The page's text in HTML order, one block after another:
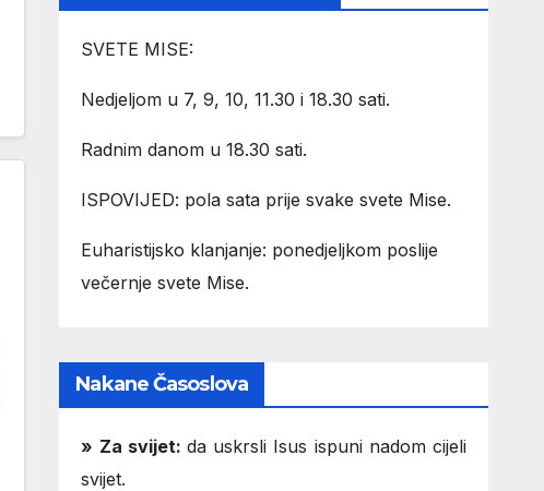
SVETE MISE:
Nedjeljom u 7, 9, 10, 11.30 i 18.30 sati.
Radnim danom u 18.30 sati.
ISPOVIJED: pola sata prije svake svete Mise.
Euharistijsko klanjanje: ponedjeljkom poslije
večernje svete Mise.
Nakane Časoslova
» Za svijet: da uskrsli Isus ispuni nadom cijeli
svijet.